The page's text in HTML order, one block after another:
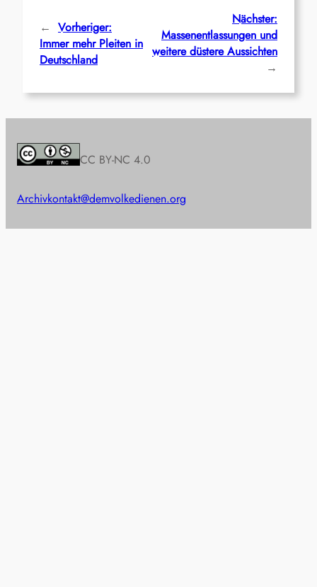
← Vorheriger:
Immer mehr Pleiten in
Deutschland
Nächster:
Massenentlassungen und
weitere düstere Aussichten
→
CC BY-NC 4.0
Archivkontakt@demvolkedienen.org